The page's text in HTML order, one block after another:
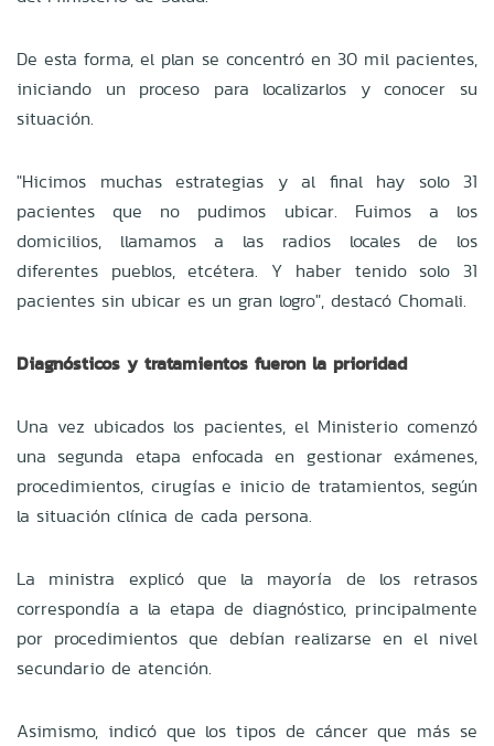
De esta forma, el plan se concentró en 30 mil pacientes,
iniciando un proceso para localizarlos y conocer su
situación.
"Hicimos muchas estrategias y al final hay solo 31
pacientes que no pudimos ubicar. Fuimos a los
domicilios, llamamos a las radios locales de los
diferentes pueblos, etcétera. Y haber tenido solo 31
pacientes sin ubicar es un gran logro", destacó Chomali.
Diagnósticos y tratamientos fueron la prioridad
Una vez ubicados los pacientes, el Ministerio comenzó
una segunda etapa enfocada en gestionar exámenes,
procedimientos, cirugías e inicio de tratamientos, según
la situación clínica de cada persona.
La ministra explicó que la mayoría de los retrasos
correspondía a la etapa de diagnóstico, principalmente
por procedimientos que debían realizarse en el nivel
secundario de atención.
Asimismo, indicó que los tipos de cáncer que más se